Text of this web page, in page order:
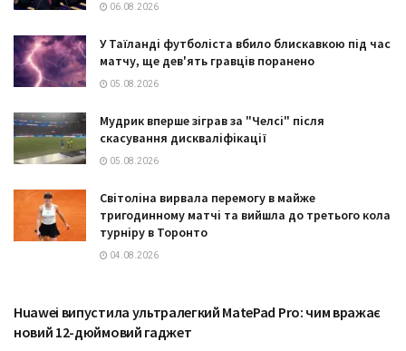
06.08.2026
У Таїланді футболіста вбило блискавкою під час
матчу, ще дев'ять гравців поранено
05.08.2026
Мудрик вперше зіграв за "Челсі" після
скасування дискваліфікації
05.08.2026
Світоліна вирвала перемогу в майже
тригодинному матчі та вийшла до третього кола
турніру в Торонто
04.08.2026
ТЕХНОЛОГІЇ
Huawei випустила ультралегкий MatePad Pro: чим вражає
новий 12-дюймовий гаджет